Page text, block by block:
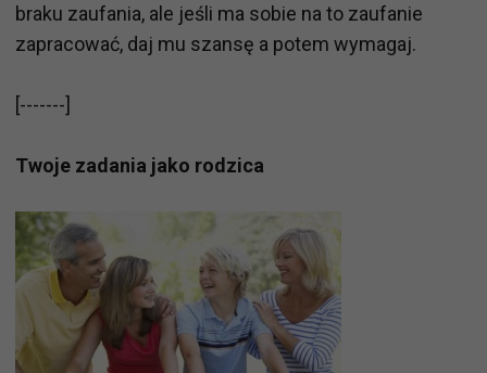
braku zaufania, ale jeśli ma sobie na to zaufanie
zapracować, daj mu szansę a potem wymagaj.
[-------]
Twoje zadania jako rodzica